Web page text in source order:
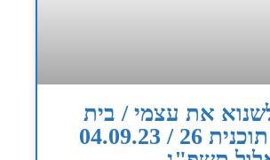
את עצמי / בית
נאמן – תוכנית 26 / 04.09.23